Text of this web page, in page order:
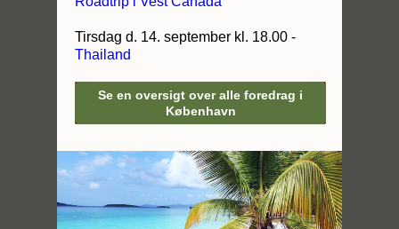
Tirsdag d. 14. september kl. 18.00 -
Thailand
Se en oversigt over alle foredrag i
København